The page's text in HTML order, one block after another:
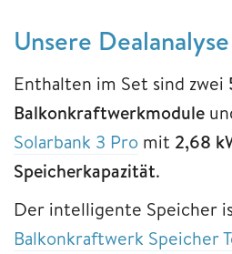
Unsere Dealanalyse
Enthalten im Set sind zwei
Balkonkraftwerkmodule
Solarbank 3 Pro mit 2,68
Speicherkapazität.
Der intelligente Speicher
Balkonkraftwerk Speicher